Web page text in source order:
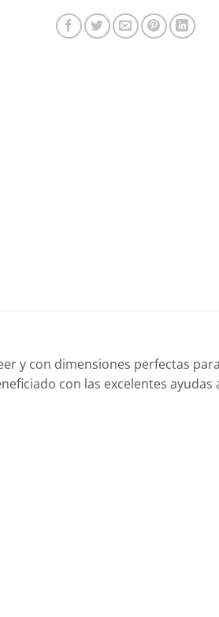
y con dimensiones perfectas
con las excelentes